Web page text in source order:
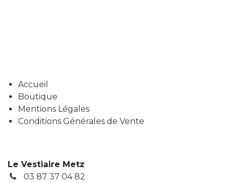
Accueil
Boutique
Mentions Légales
Conditions Générales de Vente
Le Vestiaire Metz
03 87 37 04 82